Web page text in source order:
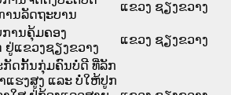
ານລັດຖະບານ
ແຂວງ ຊຽງຂວາງ
ານຄຸ້ມຄອງ
ແຂວງຊຽງຂວາງ
ແຂວງ ຊຽງຂວາງ
ກັດກັ້ນກຸ່ມຄົນບໍ່ດີ ທີ່ລັກ
ແຮງສູງ ແລະ ບໍ່ໃຫ້ປູກ